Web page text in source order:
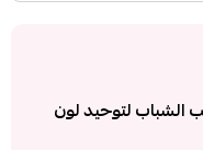
الشباب لتوحيد لون